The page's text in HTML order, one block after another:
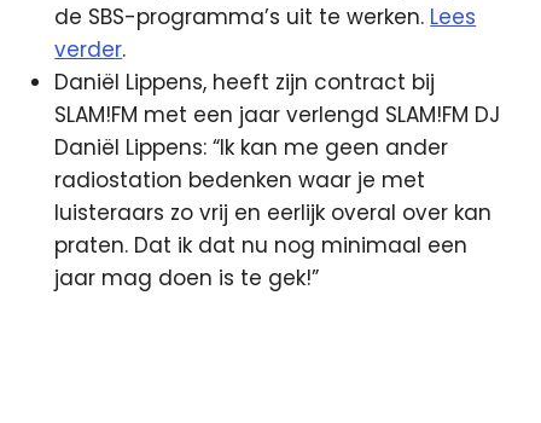
de SBS-programma’s uit te werken. Lees
verder.
Daniël Lippens, heeft zijn contract bij
SLAM!FM met een jaar verlengd SLAM!FM DJ
Daniël Lippens: “Ik kan me geen ander
radiostation bedenken waar je met
luisteraars zo vrij en eerlijk overal over kan
praten. Dat ik dat nu nog minimaal een
jaar mag doen is te gek!”